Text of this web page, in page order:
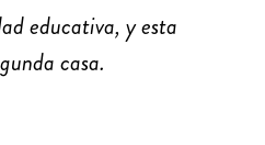
educativa, y esta
casa.